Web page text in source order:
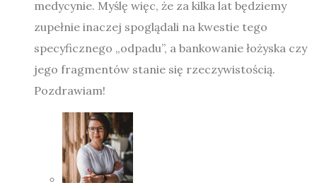
medycynie. Myślę więc, że za kilka lat będziemy
zupełnie inaczej spoglądali na kwestie tego
specyficznego „odpadu”, a bankowanie łożyska czy
jego fragmentów stanie się rzeczywistością.
Pozdrawiam!